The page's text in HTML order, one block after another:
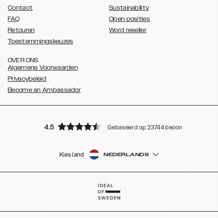
Contact
FAQ
Retouren
Toestemmingskeuzes
Sustainability
Open posities
Word reseller
OVER ONS
Algemene Voorwaarden
Privacybeleid
Become an Ambassador
4.5 Gebaseerd op 23744 beoordelingen
Kies land NEDERLANDS